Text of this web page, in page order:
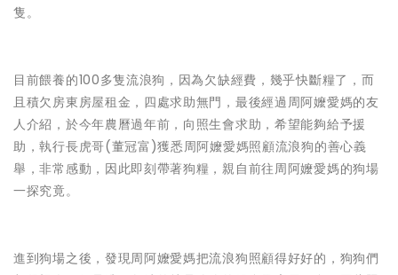
隻。
目前餵養的100多隻流浪狗，因為欠缺經費，幾乎快斷糧了，而
且積欠房東房屋租金，四處求助無門，最後經過周阿嬤愛媽的友
人介紹，於今年農曆過年前，向照生會求助，希望能夠給予援
助，執行長虎哥(董冠富)獲悉周阿嬤愛媽照顧流浪狗的善心義
舉，非常感動，因此即刻帶著狗糧，親自前往周阿嬤愛媽的狗場
一探究竟。
進到狗場之後，發現周阿嬤愛媽把流浪狗照顧得好好的，狗狗們